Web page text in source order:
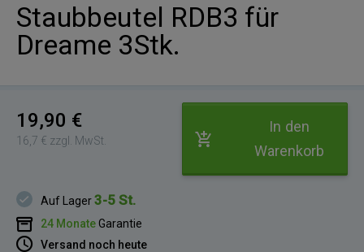
Staubbeutel RDB3 für
Dreame 3Stk.
19,90 €
16,7 € zzgl. MwSt.
In den
Warenkorb
Auf Lager3-5 St.
24 MonateGarantie
Versand noch heute